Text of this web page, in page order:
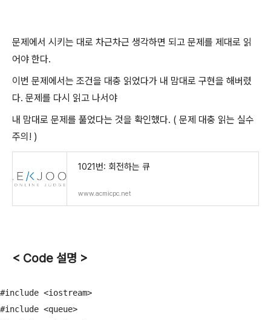
문제에서 시키는 대로 차근차근 생각하면 되고 문제를 제대로 읽
어야 한다.
이번 문제에서는 조건을 대충 읽었다가 내 맘대로 구현을 해버렸
다. 문제를 다시 읽고 나서야
내 맘대로 문제를 풀었다는 것을 확인했다. ( 문제 대충 읽는 실수
주의! )
1021번: 회전하는 큐
www.acmicpc.net
< Code 설명 >
#include <iostream>
#include <queue>